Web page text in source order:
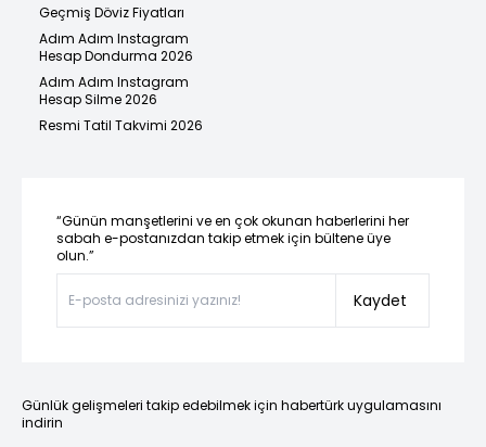
Geçmiş Döviz Fiyatları
Adım Adım Instagram
Hesap Dondurma 2026
Adım Adım Instagram
Hesap Silme 2026
Resmi Tatil Takvimi 2026
“Günün manşetlerini ve en çok okunan haberlerini her
sabah e-postanızdan takip etmek için bültene üye
olun.”
Kaydet
Günlük gelişmeleri takip edebilmek için habertürk uygulamasını
indirin